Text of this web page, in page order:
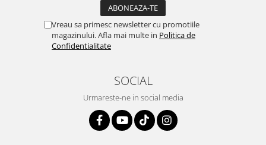
Vreau sa primesc newsletter cu promotiile
magazinului. Afla mai multe in Politica de
Confidentialitate
SOCIAL
Urmareste-ne in social media